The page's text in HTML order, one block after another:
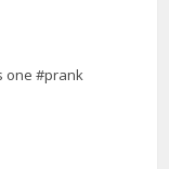
one #prank